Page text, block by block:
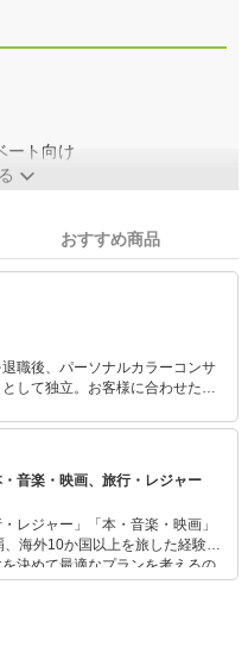
ート向け
おすすめ商品
職後、パーソナルカラーコンサ
して独立。お客様に合わせたバ
カラー診断も会社員時代から仕
ある。 また、FPとして
談や投資初心者の女性に向けた
」を開催中。お金とファッショ
されている。
音楽・映画、旅行・レジャー
レジャー」「本・音楽・映画」
海外10か国以上を旅した経験を
決めて最適なプランを考えるの
ョップでの販売経験もあり。誰